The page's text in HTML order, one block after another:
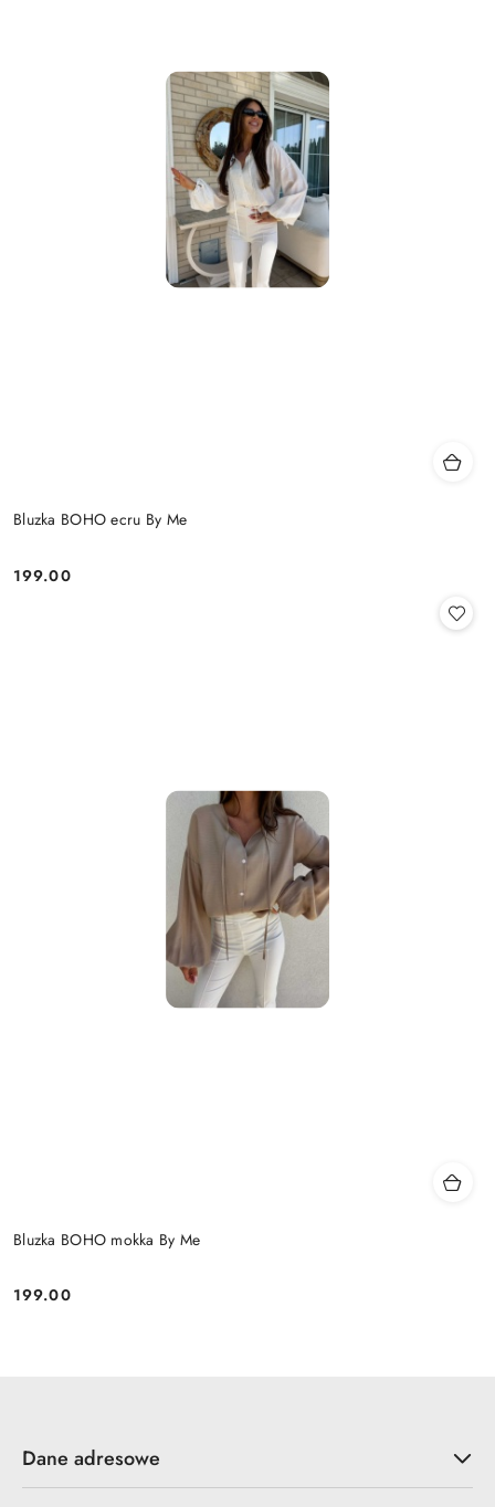
Bluzka BOHO ecru By Me
Cena:
199.00
Bluzka BOHO mokka By Me
Cena:
199.00
Dane adresowe